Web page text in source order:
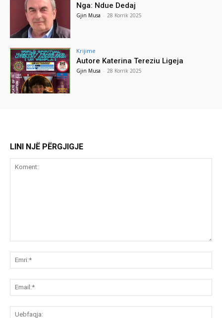
Nga: Ndue Dedaj
Gjin Musa - 28 Korrik 2025
Krijime
Autore Katerina Tereziu Ligeja
Gjin Musa - 28 Korrik 2025
LINI NJË PËRGJIGJE